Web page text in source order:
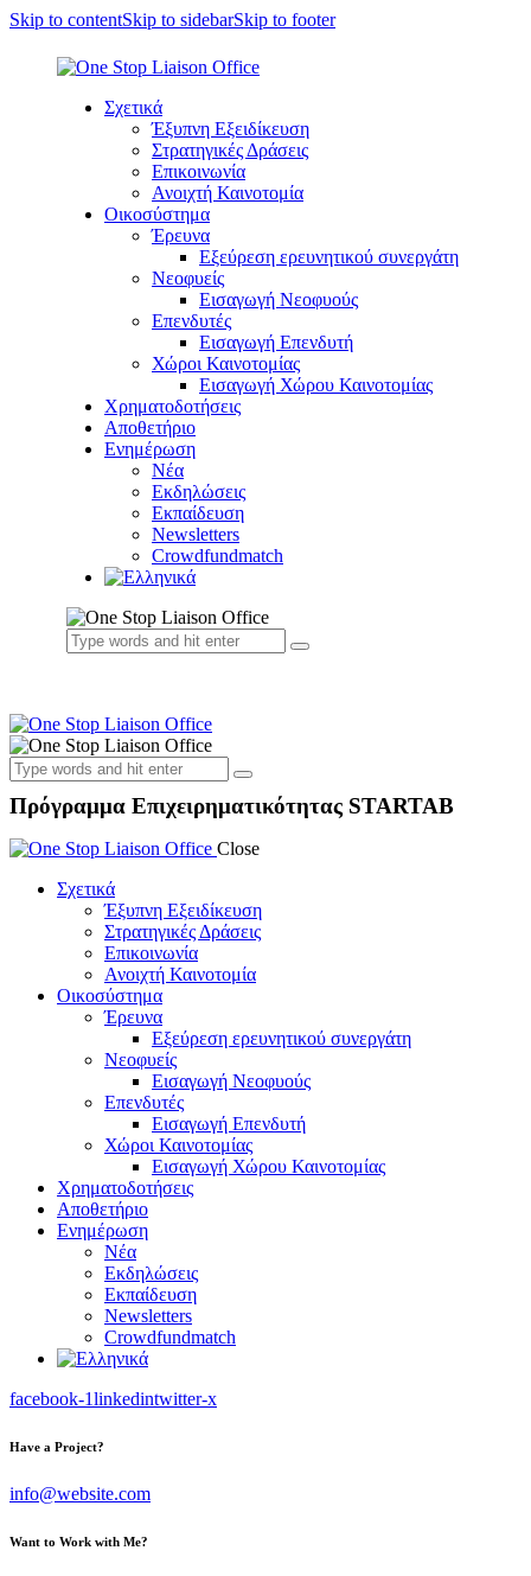
Skip to contentSkip to sidebarSkip to footer
Σχετικά
Έξυπνη Εξειδίκευση
Στρατηγικές Δράσεις
Επικοινωνία
Ανοιχτή Καινοτομία
Οικοσύστημα
Έρευνα
Εξεύρεση ερευνητικού συνεργάτη
Νεοφυείς
Εισαγωγή Νεοφυούς
Επενδυτές
Εισαγωγή Επενδυτή
Χώροι Καινοτομίας
Εισαγωγή Χώρου Καινοτομίας
Χρηματοδοτήσεις
Αποθετήριο
Ενημέρωση
Νέα
Εκδηλώσεις
Εκπαίδευση
Newsletters
Crowdfundmatch
Πρόγραμμα Επιχειρηματικότητας STARTAB
Close
Σχετικά
Έξυπνη Εξειδίκευση
Στρατηγικές Δράσεις
Επικοινωνία
Ανοιχτή Καινοτομία
Οικοσύστημα
Έρευνα
Εξεύρεση ερευνητικού συνεργάτη
Νεοφυείς
Εισαγωγή Νεοφυούς
Επενδυτές
Εισαγωγή Επενδυτή
Χώροι Καινοτομίας
Εισαγωγή Χώρου Καινοτομίας
Χρηματοδοτήσεις
Αποθετήριο
Ενημέρωση
Νέα
Εκδηλώσεις
Εκπαίδευση
Newsletters
Crowdfundmatch
facebook-1linkedintwitter-x
Have a Project?
info@website.com
Want to Work with Me?